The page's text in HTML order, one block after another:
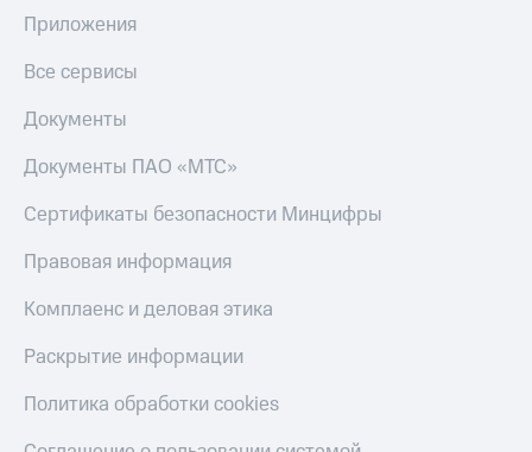
Приложения
Все сервисы
Документы
Документы ПАО «МТС»
Сертификаты безопасности Минцифры
Правовая информация
Комплаенс и деловая этика
Раскрытие информации
Политика обработки cookies